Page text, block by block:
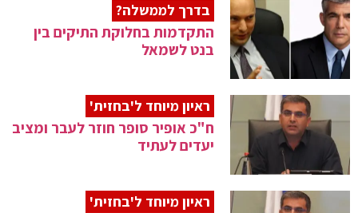
בדרך לממשלה?
התקדמות בחלוקת התיקים בין
בנט לשמאל
ראיון מיוחד ל'בחזית'
ח"כ אופיר סופר חוזר לעבר ומציב
יעדים לעתיד
ראיון מיוחד ל'בחזית'